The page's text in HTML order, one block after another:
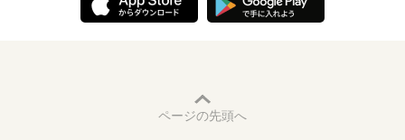
ページの先頭へ